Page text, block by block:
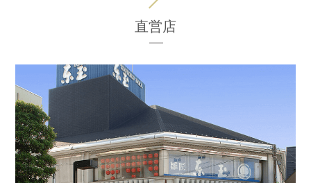
直営店